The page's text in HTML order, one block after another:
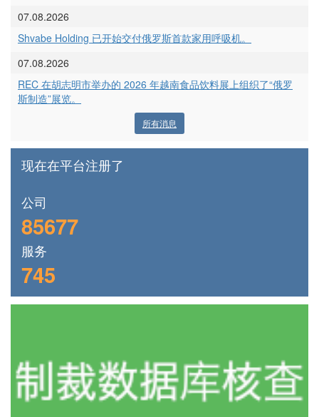
07.08.2026
Shvabe Holding 已开始交付俄罗斯首款家用呼吸机。
07.08.2026
REC 在胡志明市举办的 2026 年越南食品饮料展上组织了“俄罗
斯制造”展览。
所有消息
现在在平台注册了
公司
85677
服务
745